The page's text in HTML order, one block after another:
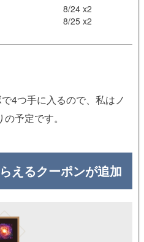
8/24 x2
8/25 x2
4つ手に入るので、私はノ
予定です。
えるクーポンが追加